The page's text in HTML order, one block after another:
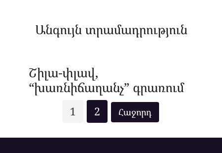
Անգույն տրամադրություն
Շիլա-փլավ,
“խառնիճաղանչ” գրառում
1 2